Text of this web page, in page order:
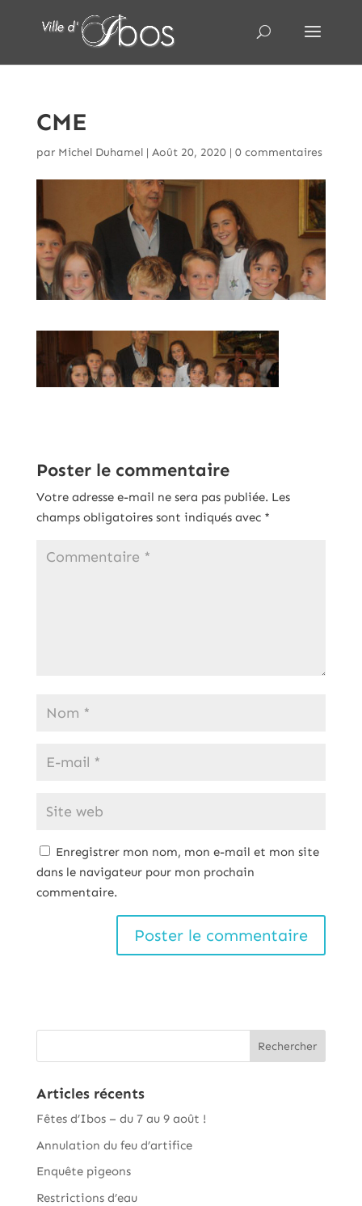
CME
par Michel Duhamel| Août 20, 2020| 0 commentaires
Poster le commentaire
Votre adresse e-mail ne sera pas publiée. Les
champs obligatoires sont indiqués avec *
Enregistrer mon nom, mon e-mail et mon site
dans le navigateur pour mon prochain
commentaire.
Articles récents
Fêtes d’Ibos – du 7 au 9 août !
Annulation du feu d’artifice
Enquête pigeons
Restrictions d’eau